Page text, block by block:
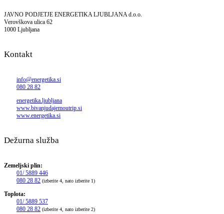
JAVNO PODJETJE ENERGETIKA LJUBLJANA d.o.o.
Verovškova ulica 62
1000 Ljubljana
Kontakt
info@energetika.si
080 28 82
energetika.ljubljana
www.bivanjudajemoutrip.si
www.energetika.si
Dežurna služba
Zemeljski plin:
01/ 5889 446
080 28 82 (izberite 4, nato izberite 1)
Toplota:
01/ 5889 537
080 28 82 (izberite 4, nato izberite 2)